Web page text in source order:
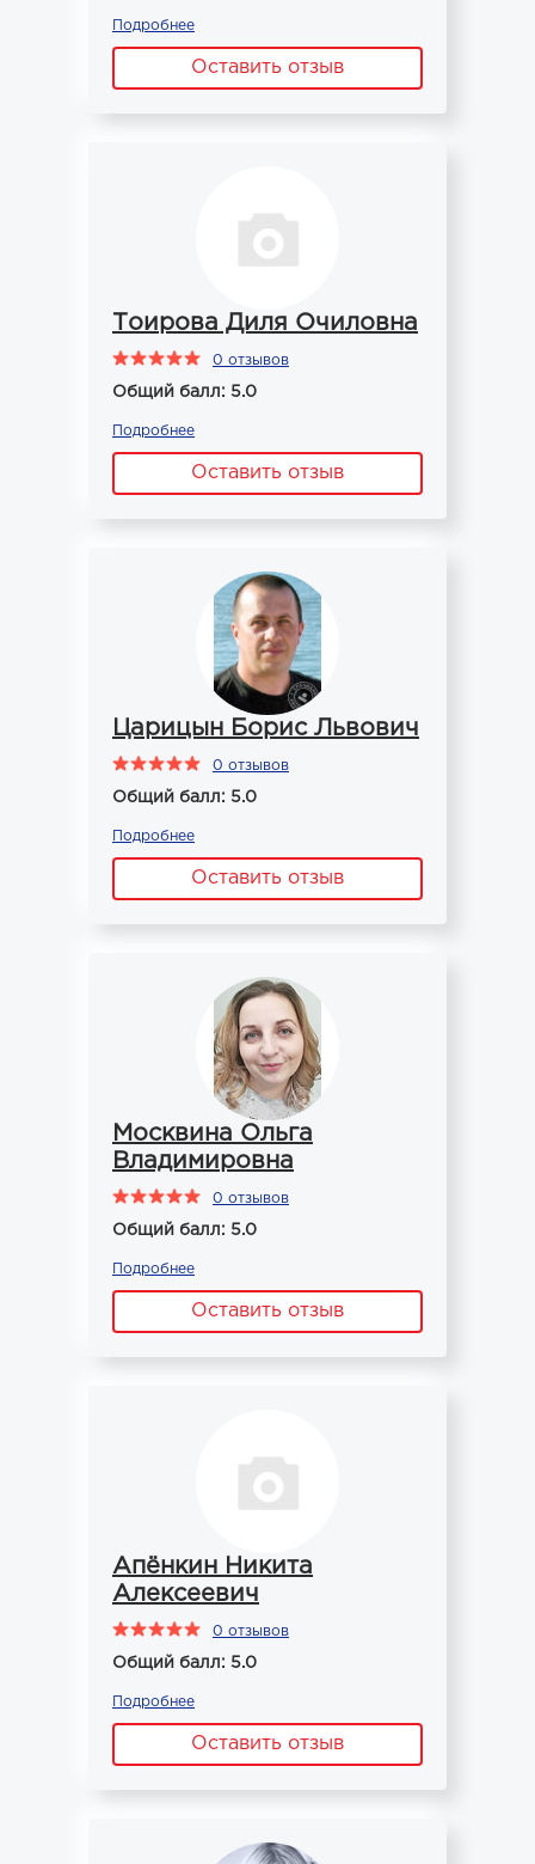
Подробнее
Оставить отзыв
Тоирова Диля Очиловна
0 отзывов
Общий балл: 5.0
Подробнее
Оставить отзыв
Царицын Борис Львович
0 отзывов
Общий балл: 5.0
Подробнее
Оставить отзыв
Москвина Ольга
Владимировна
0 отзывов
Общий балл: 5.0
Подробнее
Оставить отзыв
Апёнкин Никита
Алексеевич
0 отзывов
Общий балл: 5.0
Подробнее
Оставить отзыв